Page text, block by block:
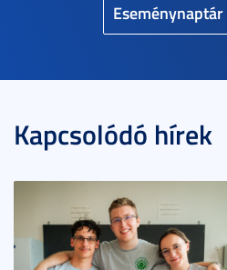
Eseménynaptár
Kapcsolódó hírek